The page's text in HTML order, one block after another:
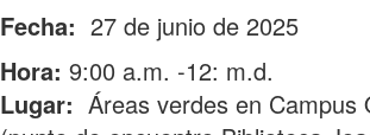
Fecha: 27 de junio de 2025
Hora: 9:00 a.m. -12: m.d.
Lugar: Áreas verdes en Campus